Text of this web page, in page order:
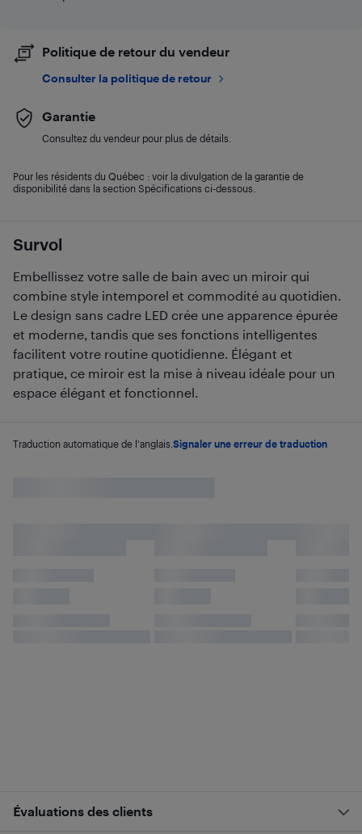
Survol
Embellissez votre salle de bain avec un miroir qui
combine style intemporel et commodité au quotidien.
Le design sans cadre LED crée une apparence épurée
et moderne, tandis que ses fonctions intelligentes
facilitent votre routine quotidienne. Élégant et
pratique, ce miroir est la mise à niveau idéale pour un
espace élégant et fonctionnel.
Traduction automatique de l'anglais. Signaler une erreur de traduction
Politique de retour du vendeur
Consulter la politique de retour
Garantie
Consultez du vendeur pour plus de détails.
Pour les résidents du Québec : voir la divulgation de la garantie de
disponibilité dans la section Spécifications ci-dessous.
Évaluations des clients